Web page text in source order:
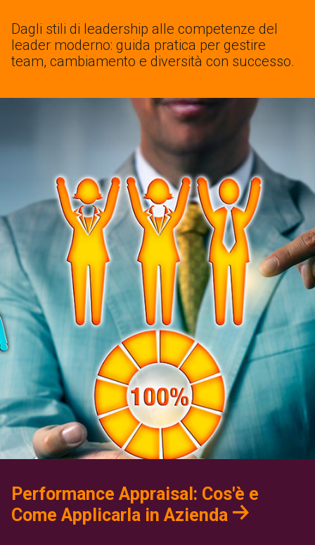
Dagli stili di leadership alle competenze del
leader moderno: guida pratica per gestire
team, cambiamento e diversità con successo.
Performance Appraisal: Cos'è e
Come Applicarla in Azienda